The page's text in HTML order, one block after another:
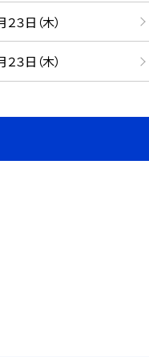
日（木）
日（木）